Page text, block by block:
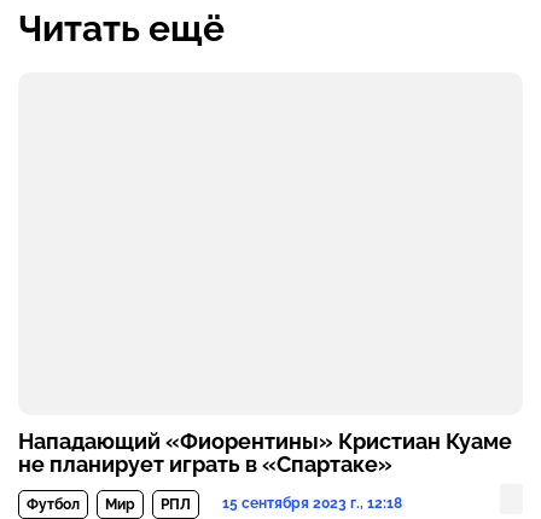
Читать ещё
Нападающий «Фиорентины» Кристиан Куаме
не планирует играть в «Спартаке»
Футбол Мир РПЛ 15 сентября 2023 г., 12:18